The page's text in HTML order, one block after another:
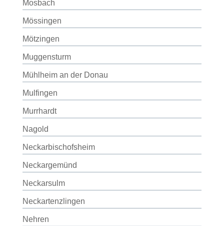
Mosbach
Mössingen
Mötzingen
Muggensturm
Mühlheim an der Donau
Mulfingen
Murrhardt
Nagold
Neckarbischofsheim
Neckargemünd
Neckarsulm
Neckartenzlingen
Nehren